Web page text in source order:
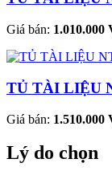
Giá bán: 1.010.000
TỦ TÀI LIỆU
Giá bán: 1.510.000
Lý do chọn